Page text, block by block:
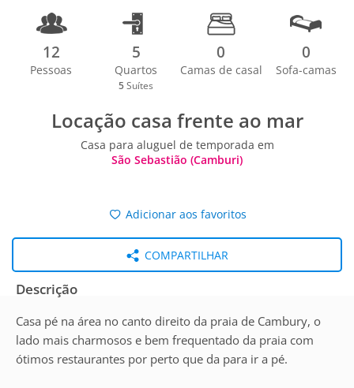
12
Pessoas
5
Quartos
5 Suítes
0
Camas de casal
0
Sofa-camas
Locação casa frente ao mar
Casa para aluguel de temporada em
São Sebastião (Camburi)
Adicionar aos favoritos
COMPARTILHAR
Descrição
Casa pé na área no canto direito da praia de Cambury, o
lado mais charmosos e bem frequentado da praia com
ótimos restaurantes por perto que da para ir a pé.